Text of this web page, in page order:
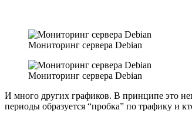
Мониторинг сервера Debian
Мониторинг сервера Debian
И много других графиков. В принципе это
периоды образуется “пробка” по трафику и